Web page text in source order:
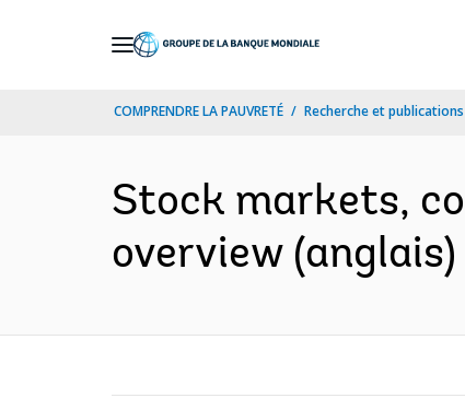
COMPRENDRE LA PAUVRETÉ Recherche et
Stock markets,
overview (anglais)